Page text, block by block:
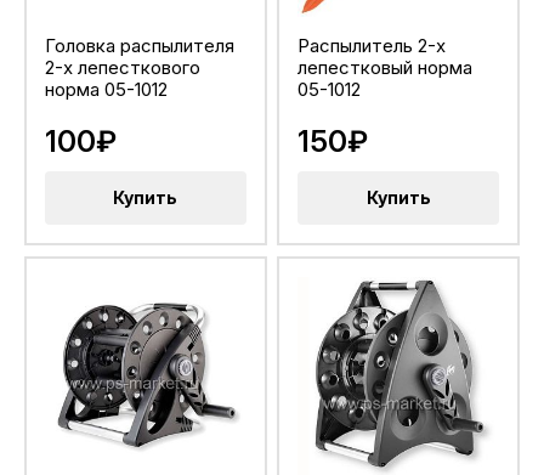
Головка распылителя
2-х лепесткового
норма 05-1012
100₽
Купить
Распылитель 2-х
лепестковый норма
05-1012
150₽
Купить